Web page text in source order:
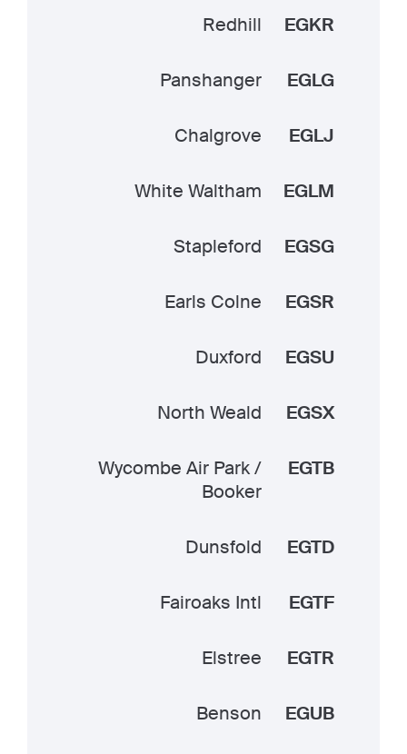
EGKR
Redhill
EGLG
Panshanger
EGLJ
Chalgrove
EGLM
White Waltham
EGSG
Stapleford
EGSR
Earls Colne
EGSU
Duxford
EGSX
North Weald
EGTB
Wycombe Air Park /
Booker
EGTD
Dunsfold
EGTF
Fairoaks Intl
EGTR
Elstree
EGUB
Benson